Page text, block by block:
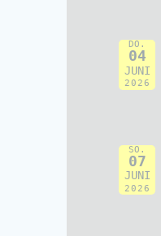
DO.
04
JUNI
2026
SO.
07
JUNI
2026